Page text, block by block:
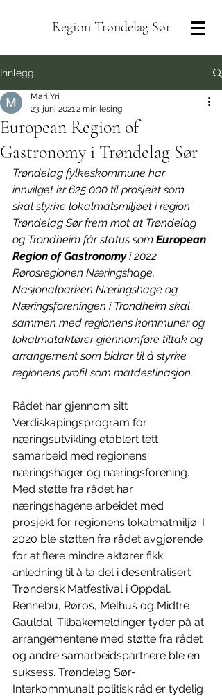
Region Trøndelag Sør
Innlegg
European Region of
Gastronomy i Trøndelag Sør
Mari Yri
23. juni 20212 min lesing
Trøndelag fylkeskommune har
innvilget kr 625 000 til prosjekt som
skal styrke lokalmatsmiljøet i region
Trøndelag Sør frem mot at Trøndelag
og Trondheim får status som European
Region of Gastronomy i 2022.
Rørosregionen Næringshage,
Nasjonalparken Næringshage og
Næringsforeningen i Trondheim skal
sammen med regionens kommuner og
lokalmataktører gjennomføre tiltak og
arrangement som bidrar til å styrke
regionens profil som matdestinasjon.
Rådet har gjennom sitt
Verdiskapingsprogram for
næringsutvikling etablert tett
samarbeid med regionens
næringshager og næringsforening.
Med støtte fra rådet har
næringshagene arbeidet med
prosjekt for regionens lokalmatmiljø. I
2020 ble støtten fra rådet avgjørende
for at flere mindre aktører fikk
anledning til å ta del i desentralisert
Trøndersk Matfestival i Oppdal,
Rennebu, Røros, Melhus og Midtre
Gauldal. Tilbakemeldinger tyder på at
arrangementene med støtte fra rådet
og andre samarbeidspartnere ble en
suksess. Trøndelag Sør-
Interkommunalt politisk råd er tydelig